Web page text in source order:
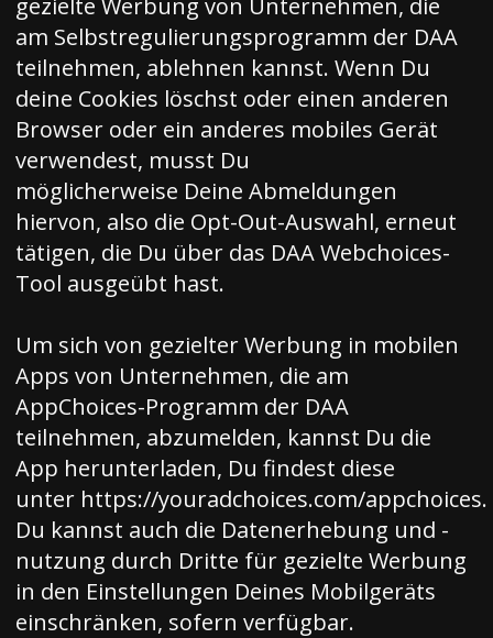
gezielte Werbung von Unternehmen, die
am Selbstregulierungsprogramm der DAA
teilnehmen, ablehnen kannst. Wenn Du
deine Cookies löschst oder einen anderen
Browser oder ein anderes mobiles Gerät
verwendest, musst Du
möglicherweise Deine Abmeldungen
hiervon, also die Opt-Out-Auswahl, erneut
tätigen, die Du über das DAA Webchoices-
Tool ausgeübt hast.
Um sich von gezielter Werbung in mobilen
Apps von Unternehmen, die am
AppChoices-Programm der DAA
teilnehmen, abzumelden, kannst Du die
App herunterladen, Du findest diese
unter https://youradchoices.com/appchoices.
Du kannst auch die Datenerhebung und -
nutzung durch Dritte für gezielte Werbung
in den Einstellungen Deines Mobilgeräts
einschränken, sofern verfügbar.